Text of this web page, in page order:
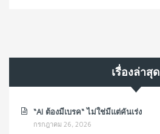
เรื่องล่าสุด
“AI ต้องมีเบรค“ ไม่ใช่มีแต่คันเร่ง
กรกฎาคม 26, 2026